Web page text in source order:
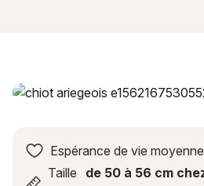
Ariégeois : histoire, caractère,
Espérance de vie
Taille
de 50 à 56 cm